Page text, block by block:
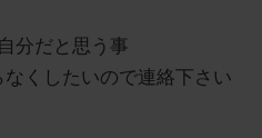
分だと思う事
くしたいので連絡下さい